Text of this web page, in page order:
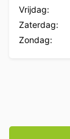
Vrijdag:
Zaterdag:
Zondag: